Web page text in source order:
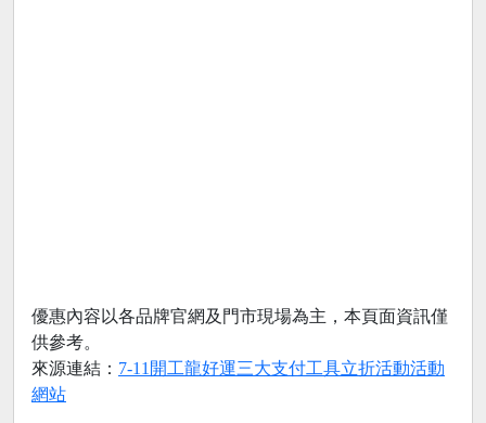
優惠內容以各品牌官網及門市現場為主，本頁面資訊僅
供參考。
來源連結： 7-11開工龍好運三大支付工具立折活動活動
網站